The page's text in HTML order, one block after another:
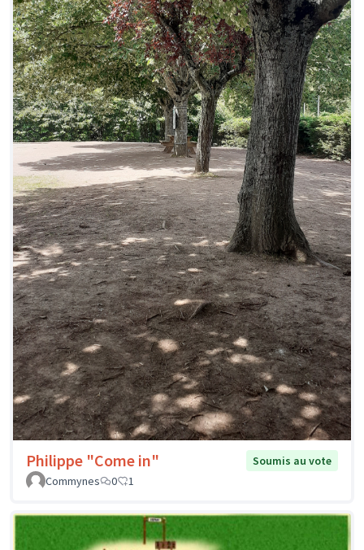
Philippe "Come in"
Soumis au vote
Commynes
0 1